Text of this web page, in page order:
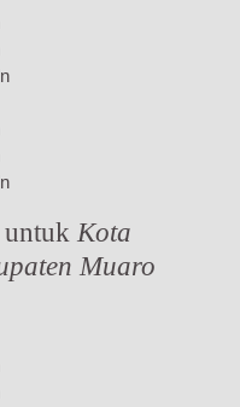
Kota
Muaro